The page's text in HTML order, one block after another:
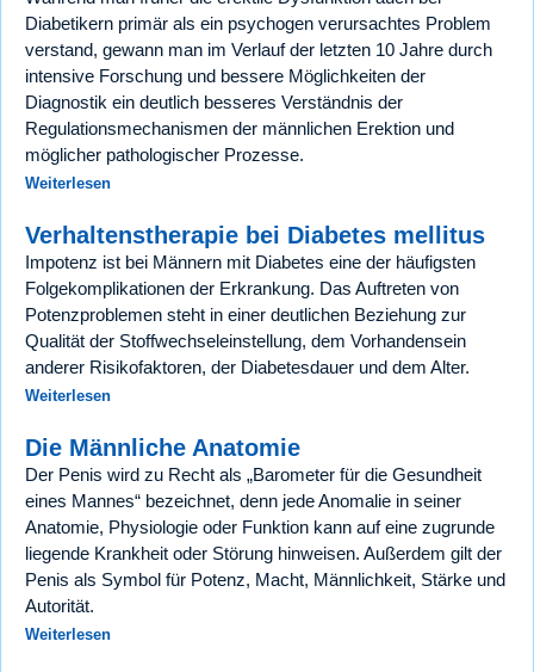
Diabetikern primär als ein psychogen verursachtes Problem
verstand, gewann man im Verlauf der letzten 10 Jahre durch
intensive Forschung und bessere Möglichkeiten der
Diagnostik ein deutlich besseres Verständnis der
Regulationsmechanismen der männlichen Erektion und
möglicher pathologischer Prozesse.
Weiterlesen
Verhaltenstherapie bei Diabetes mellitus
Impotenz ist bei Männern mit Diabetes eine der häufigsten
Folgekomplikationen der Erkrankung. Das Auftreten von
Potenzproblemen steht in einer deutlichen Beziehung zur
Qualität der Stoffwechseleinstellung, dem Vorhandensein
anderer Risikofaktoren, der Diabetesdauer und dem Alter.
Weiterlesen
Die Männliche Anatomie
Der Penis wird zu Recht als „Barometer für die Gesundheit
eines Mannes“ bezeichnet, denn jede Anomalie in seiner
Anatomie, Physiologie oder Funktion kann auf eine zugrunde
liegende Krankheit oder Störung hinweisen. Außerdem gilt der
Penis als Symbol für Potenz, Macht, Männlichkeit, Stärke und
Autorität.
Weiterlesen